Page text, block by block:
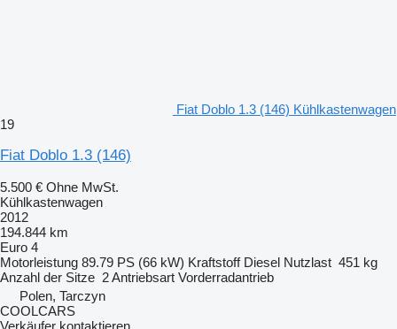
Fiat Doblo 1.3 (146) Kühlkastenwagen
19
Fiat Doblo 1.3 (146)
5.500 € Ohne MwSt.
Kühlkastenwagen
2012
194.844 km
Euro 4
Motorleistung 89.79 PS (66 kW) Kraftstoff Diesel Nutzlast 451 kg
Anzahl der Sitze 2Antriebsart Vorderradantrieb
Polen, Tarczyn
COOLCARS
Verkäufer kontaktieren